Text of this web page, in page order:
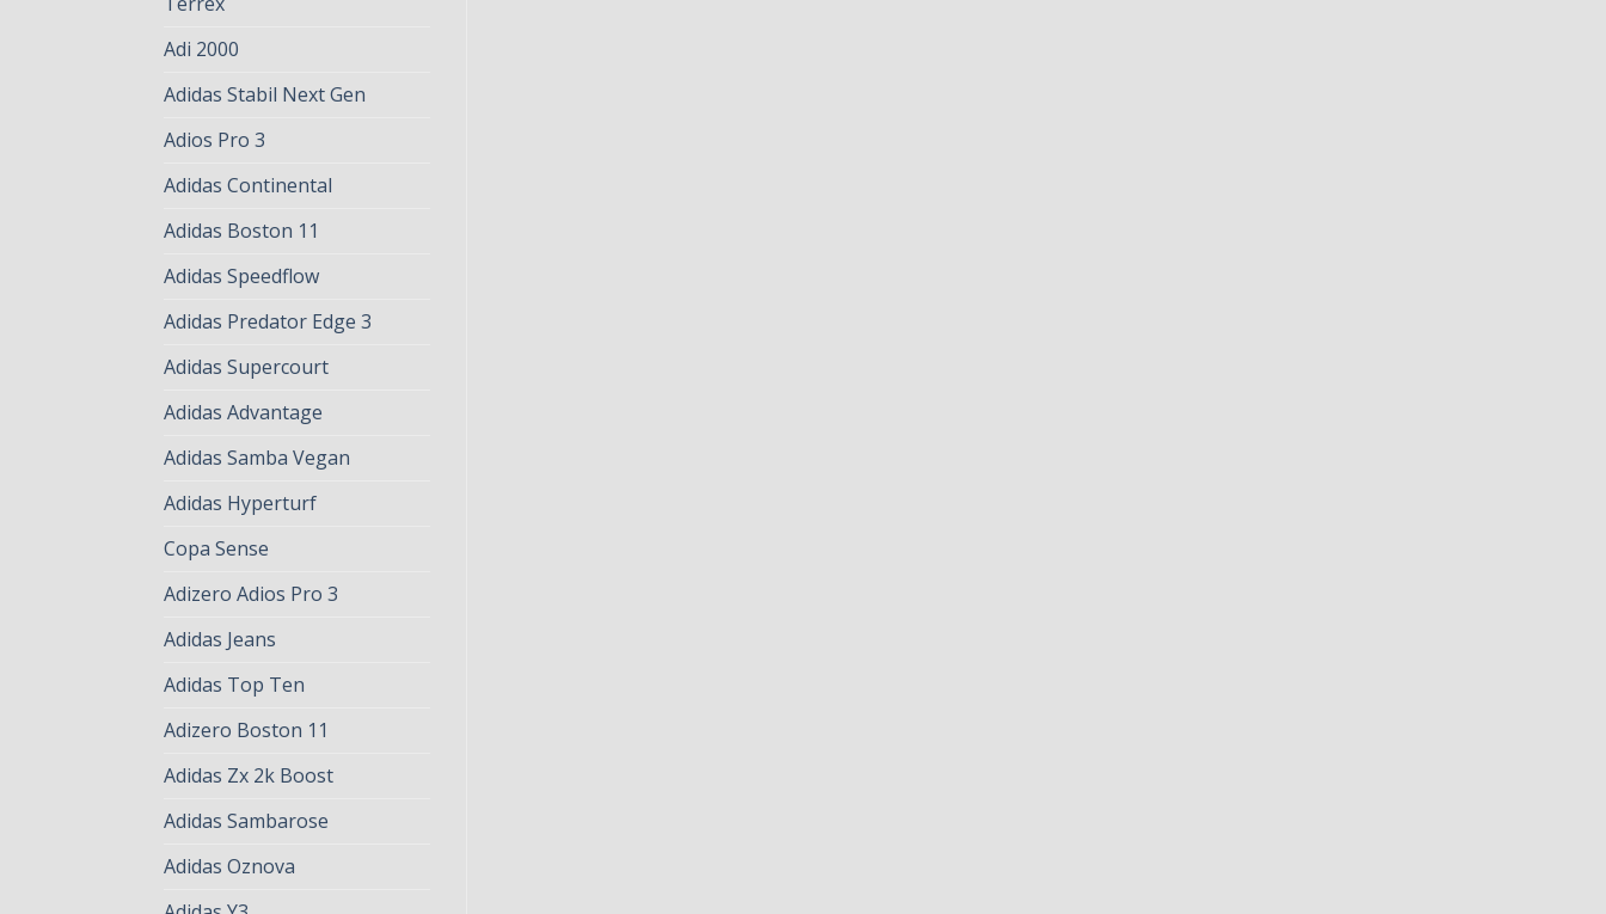
Adi 2000
Adidas Stabil Next Gen
Adios Pro 3
Adidas Continental
Adidas Boston 11
Adidas Speedflow
Adidas Predator Edge 3
Adidas Supercourt
Adidas Advantage
Adidas Samba Vegan
Adidas Hyperturf
Copa Sense
Adizero Adios Pro 3
Adidas Jeans
Adidas Top Ten
Adizero Boston 11
Adidas Zx 2k Boost
Adidas Sambarose
Adidas Oznova